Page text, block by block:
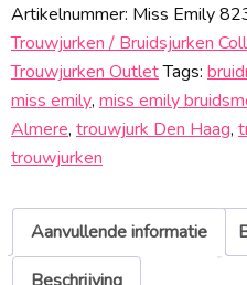
aantal
Artikelnummer: Miss Emily
Trouwjurken / Bruidsjurken
Trouwjurken OutletTags:
miss emily, miss emily
Almere, trouwjurk Den Haag,
trouwjurken
Aanvullende informatie